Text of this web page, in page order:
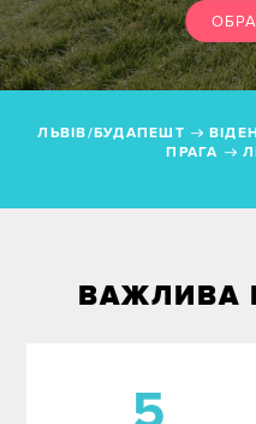
Місяць
ШУКАТИ
ЛЬВІВ/БУДАПЕШТ
ПРАГА
ВАЖЛИВА